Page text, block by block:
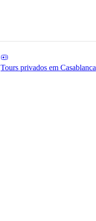
Tours privados em Casablanca